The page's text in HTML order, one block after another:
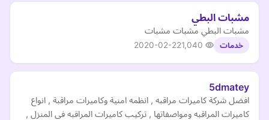
مشبات البطي
مشبات البطي مشبات مشبات
خدمات 2020-02-22
5dmatey
افضل شركة كاميرات مراقبه , انظمه امنية وكاميرات مراقبة , انواع
كاميرات المراقبه ومواصفاتها , تركيب كاميرات المراقبه فى المنزل ,